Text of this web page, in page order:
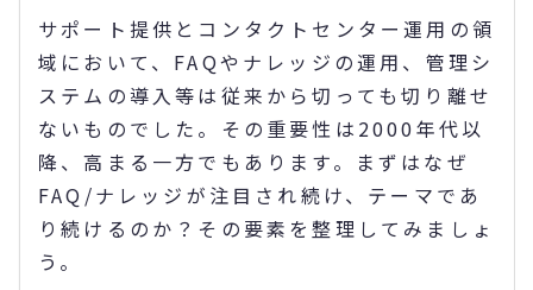
サポート提供とコンタクトセンター運用の領
域において、FAQやナレッジの運用、管理シ
ステムの導入等は従来から切っても切り離せ
ないものでした。その重要性は2000年代以
降、高まる一方でもあります。まずはなぜ
FAQ/ナレッジが注目され続け、テーマであ
り続けるのか？その要素を整理してみましょ
う。